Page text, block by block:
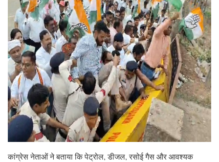
कांग्रेस नेताओं ने बताया कि पेट्रोल, डीजल, रसोई गैस और आवश्यक